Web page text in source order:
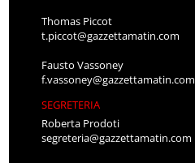
Thomas Piccot
t.piccot@gazzettamatin.com
Fausto Vassoney
f.vassoney@gazzettamatin.com
SEGRETERIA
Roberta Prodoti
segreteria@gazzettamatin.com